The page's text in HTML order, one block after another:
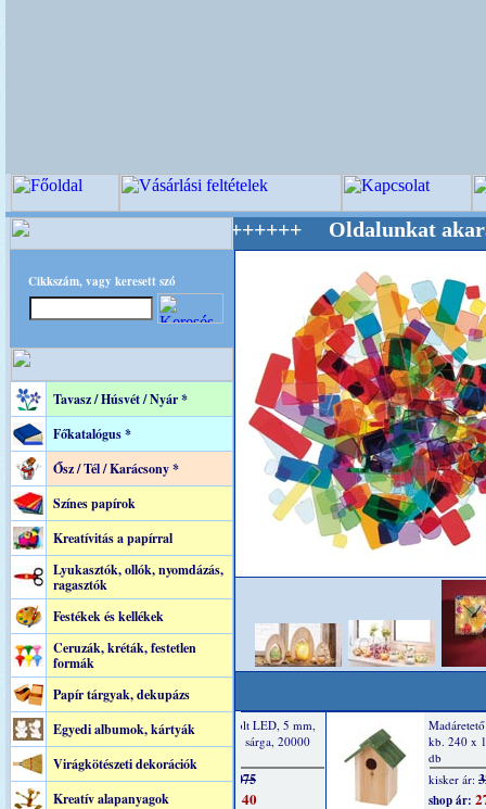
Cikkszám, vagy keresett szó
Tavasz / Húsvét / Nyár *
Főkatalógus *
Ősz / Tél / Karácsony *
Színes papírok
Kreatívitás a papírral
Lyukasztók, ollók, nyomdázás,
ragasztók
Festékek és kellékek
Ceruzák, kréták, festetlen
formák
Papír tárgyak, dekupázs
Egyedi albumok, kártyák
Virágkötészeti dekorációk
Kreatív alapanyagok
Mestere! +++++++ Oldalunkat akarattal